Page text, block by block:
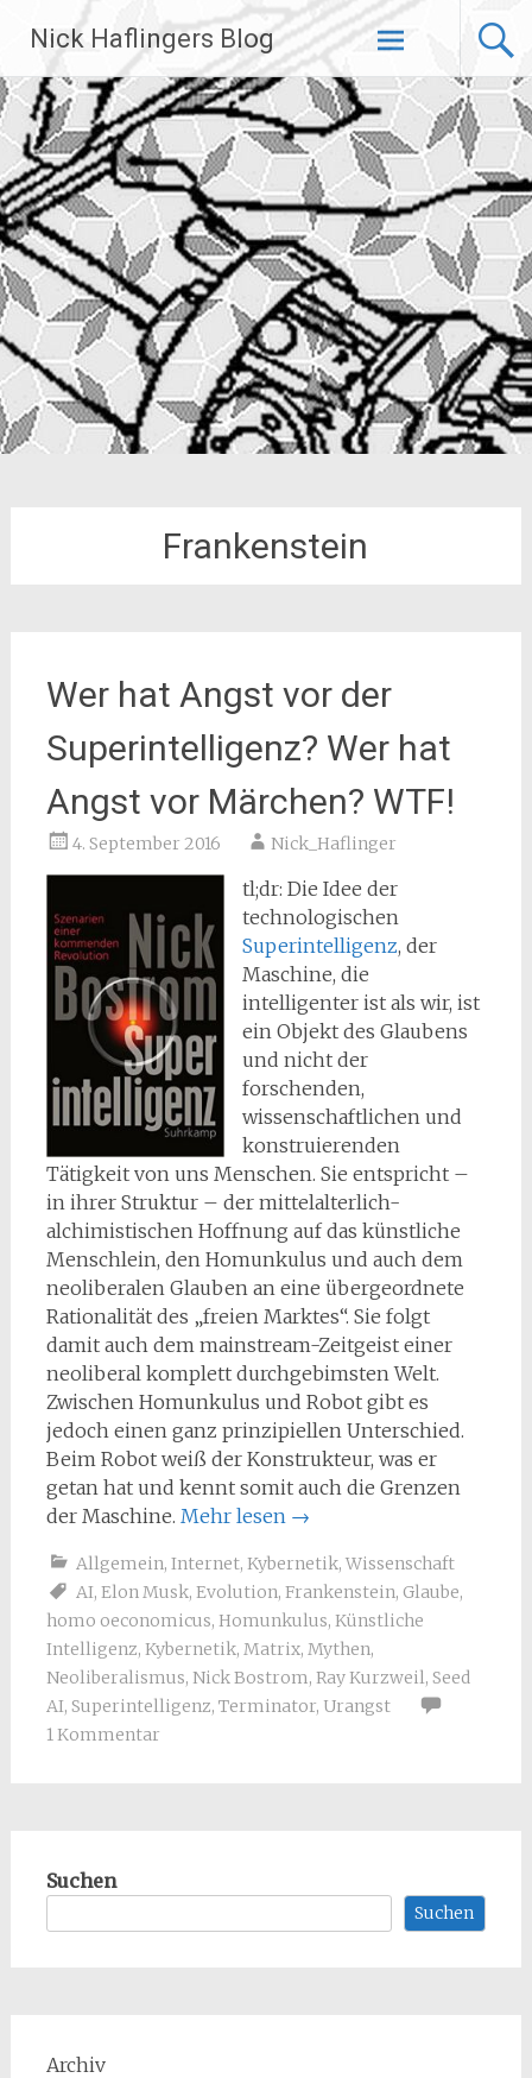
Inhalt
springen
Nick Haflingers Blog
Frankenstein
Wer hat Angst vor der
Superintelligenz? Wer hat
Angst vor Märchen? WTF!
4. September 2016 Nick_Haflinger
tl;dr: Die Idee der
technologischen
Superintelligenz, der
Maschine, die
intelligenter ist als wir, ist
ein Objekt des Glaubens
und nicht der
forschenden,
wissenschaftlichen und
konstruierenden
Tätigkeit von uns Menschen. Sie entspricht –
in ihrer Struktur – der mittelalterlich-
alchimistischen Hoffnung auf das künstliche
Menschlein, den Homunkulus und auch dem
neoliberalen Glauben an eine übergeordnete
Rationalität des „freien Marktes“. Sie folgt
damit auch dem mainstream-Zeitgeist einer
neoliberal komplett durchgebimsten Welt.
Zwischen Homunkulus und Robot gibt es
jedoch einen ganz prinzipiellen Unterschied.
Beim Robot weiß der Konstrukteur, was er
getan hat und kennt somit auch die Grenzen
der Maschine. Mehr lesen →
Allgemein, Internet, Kybernetik, Wissenschaft
AI, Elon Musk, Evolution, Frankenstein, Glaube,
homo oeconomicus, Homunkulus, Künstliche
Intelligenz, Kybernetik, Matrix, Mythen,
Neoliberalismus, Nick Bostrom, Ray Kurzweil, Seed
AI, Superintelligenz, Terminator, Urangst
1 Kommentar
Suchen
Suchen
Archiv